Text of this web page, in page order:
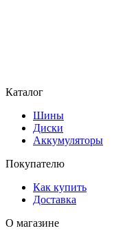
Каталог
Шины
Диски
Аккумуляторы
Покупателю
Как купить
Доставка
О магазине